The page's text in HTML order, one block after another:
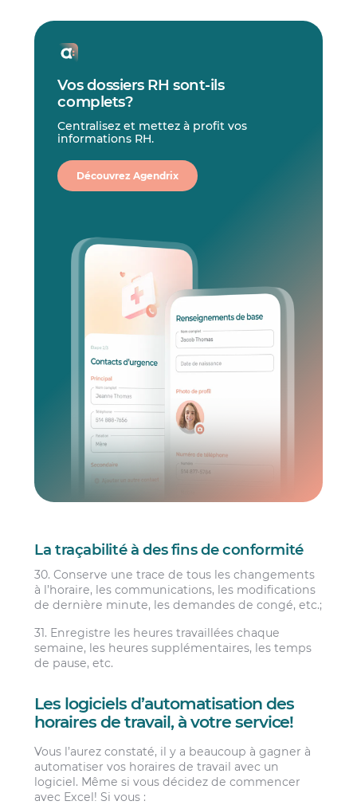
Vos dossiers RH sont-ils
complets?
Centralisez et mettez à profit vos
informations RH.
Découvrez Agendrix
La traçabilité à des fins de conformité
30. Conserve une trace de tous les changements
à l’horaire, les communications, les modifications
de dernière minute, les demandes de congé, etc.;
31. Enregistre les heures travaillées chaque
semaine, les heures supplémentaires, les temps
de pause, etc.
Les logiciels d’automatisation des
horaires de travail, à votre service!
Vous l’aurez constaté, il y a beaucoup à gagner à
automatiser vos horaires de travail avec un
logiciel. Même si vous décidez de commencer
avec Excel! Si vous :